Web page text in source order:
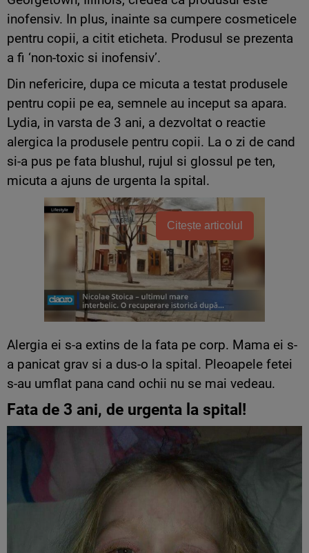
inofensiv. In plus, inainte sa cumpere cosmeticele
pentru copii, a citit eticheta. Produsul se prezenta
a fi ‘non-toxic si inofensiv’.
Din nefericire, dupa ce micuta a testat produsele
pentru copii pe ea, semnele au inceput sa apara.
Lydia, in varsta de 3 ani, a dezvoltat o reactie
alergica la produsele pentru copii. La o zi de cand
si-a pus pe fata blushul, rujul si glossul pe ten,
micuta a ajuns de urgenta la spital.
Citește articolul
Alergia ei s-a extins de la fata pe corp. Mama ei s-
a panicat grav si a dus-o la spital. Pleoapele fetei
s-au umflat pana cand ochii nu se mai vedeau.
Fata de 3 ani, de urgenta la spital!